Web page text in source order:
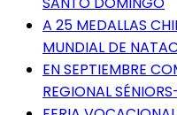
A 25 MEDALLAS
MUNDIAL DE
EN SEPTIEMBRE
REGIONAL